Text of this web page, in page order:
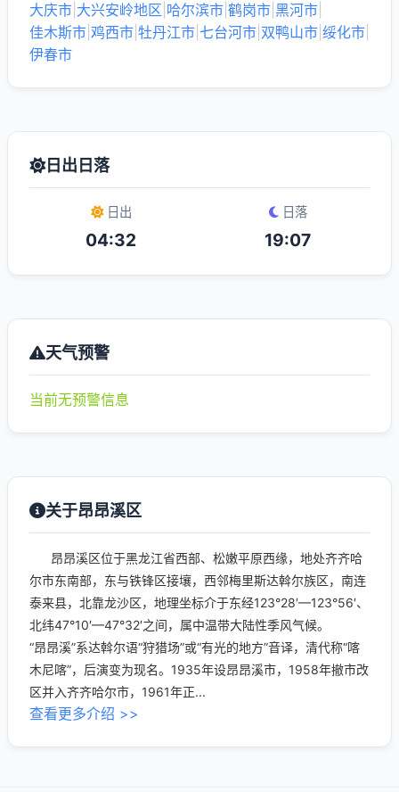
大庆市 大兴安岭地区 哈尔滨市 鹤岗市 黑河市
佳木斯市 鸡西市 牡丹江市 七台河市 双鸭山市 绥化市
伊春市
日出日落
日出
04:32
日落
19:07
天气预警
当前无预警信息
关于昂昂溪区
昂昂溪区位于黑龙江省西部、松嫩平原西缘，地处齐齐哈
尔市东南部，东与铁锋区接壤，西邻梅里斯达斡尔族区，南连
泰来县，北靠龙沙区，地理坐标介于东经123°28′—123°56′、
北纬47°10′—47°32′之间，属中温带大陆性季风气候。
“昂昂溪”系达斡尔语“狩猎场”或“有光的地方”音译，清代称“喀
木尼喀”，后演变为现名。1935年设昂昂溪市，1958年撤市改
区并入齐齐哈尔市，1961年正...
查看更多介绍 >>